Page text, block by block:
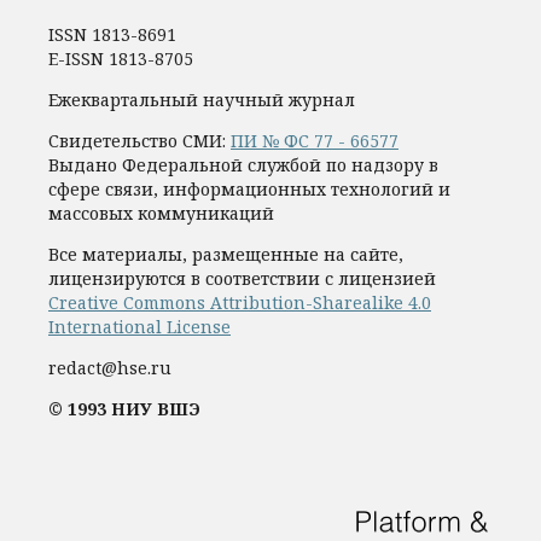
ISSN 1813-8691
E-ISSN 1813-8705
Ежеквартальный научный журнал
Свидетельство СМИ: ПИ № ФС 77 - 66577
Выдано Федеральной службой по надзору в
сфере связи, информационных технологий и
массовых коммуникаций
Все материалы, размещенные на сайте,
лицензируются в соответствии с лицензией
Creative Commons Attribution-Sharealike 4.0
International License
redact@hse.ru
© 1993 НИУ ВШЭ